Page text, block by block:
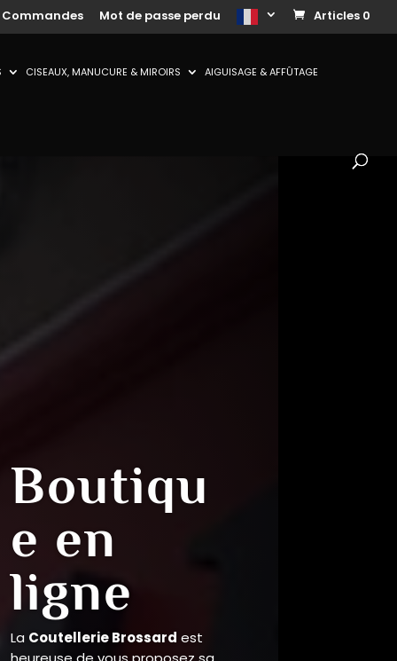
Commandes Mot de passe perdu Articles 0
CISEAUX, MANUCURE & MIROIRS AIGUISAGE & AFFÛTAGE
Coutea
ux de
Poche